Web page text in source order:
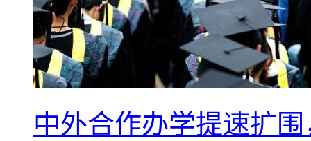
中外合作办学提速扩